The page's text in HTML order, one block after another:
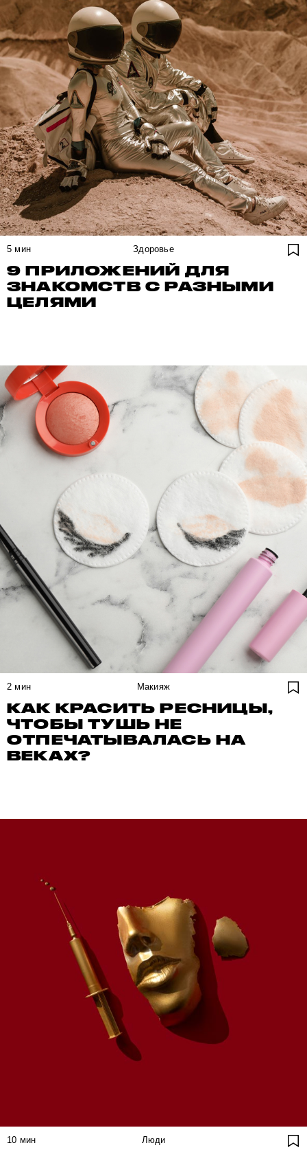
5 мин Здоровье
9 ПРИЛОЖЕНИЙ ДЛЯ
ЗНАКОМСТВ С РАЗНЫМИ
ЦЕЛЯМИ
2 мин Макияж
КАК КРАСИТЬ РЕСНИЦЫ,
ЧТОБЫ ТУШЬ НЕ
ОТПЕЧАТЫВАЛАСЬ НА
ВЕКАХ?
10 мин Люди